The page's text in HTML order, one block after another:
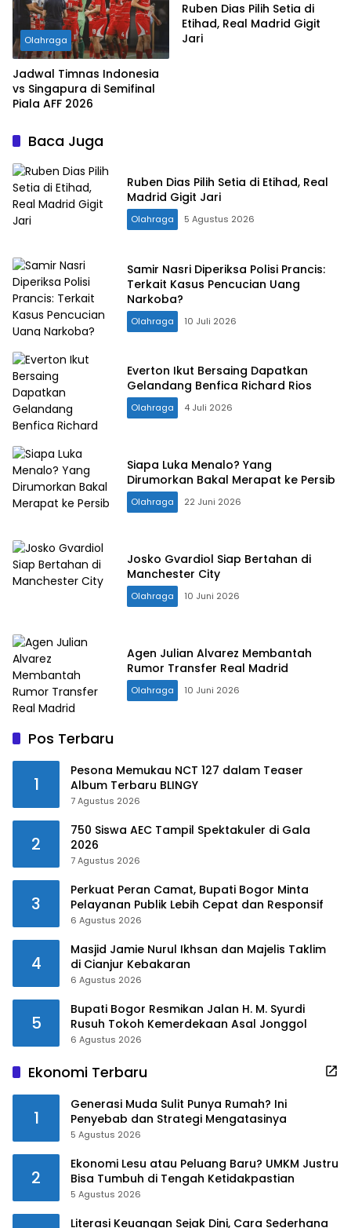
Olahraga
Jadwal Timnas Indonesia
vs Singapura di Semifinal
Piala AFF 2026
Ruben Dias Pilih Setia di
Etihad, Real Madrid Gigit
Jari
Baca Juga
Ruben Dias Pilih Setia di Etihad, Real
Madrid Gigit Jari
Olahraga 5 Agustus 2026
Samir Nasri Diperiksa Polisi Prancis:
Terkait Kasus Pencucian Uang
Narkoba?
Olahraga 10 Juli 2026
Everton Ikut Bersaing Dapatkan
Gelandang Benfica Richard Rios
Olahraga 4 Juli 2026
Siapa Luka Menalo? Yang
Dirumorkan Bakal Merapat ke Persib
Olahraga 22 Juni 2026
Josko Gvardiol Siap Bertahan di
Manchester City
Olahraga 10 Juni 2026
Agen Julian Alvarez Membantah
Rumor Transfer Real Madrid
Olahraga 10 Juni 2026
Pos Terbaru
1
Pesona Memukau NCT 127 dalam Teaser
Album Terbaru BLINGY
7 Agustus 2026
2
750 Siswa AEC Tampil Spektakuler di Gala
2026
7 Agustus 2026
3
Perkuat Peran Camat, Bupati Bogor Minta
Pelayanan Publik Lebih Cepat dan Responsif
6 Agustus 2026
4
Masjid Jamie Nurul Ikhsan dan Majelis Taklim
di Cianjur Kebakaran
6 Agustus 2026
5
Bupati Bogor Resmikan Jalan H. M. Syurdi
Rusuh Tokoh Kemerdekaan Asal Jonggol
6 Agustus 2026
Ekonomi Terbaru
1
Generasi Muda Sulit Punya Rumah? Ini
Penyebab dan Strategi Mengatasinya
5 Agustus 2026
2
Ekonomi Lesu atau Peluang Baru? UMKM Justru
Bisa Tumbuh di Tengah Ketidakpastian
5 Agustus 2026
Literasi Keuangan Sejak Dini, Cara Sederhana